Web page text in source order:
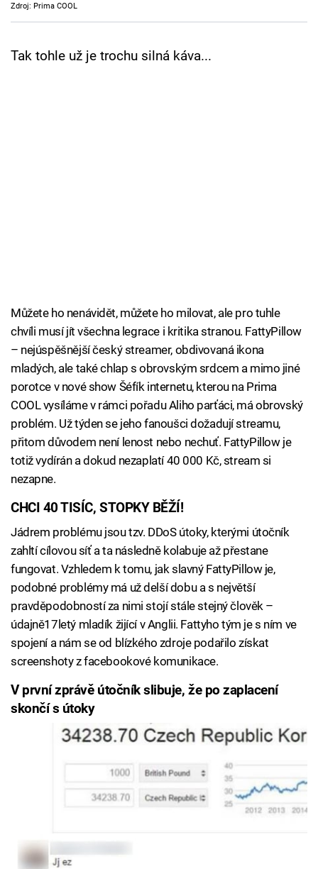
TV Program
Zdroj: Prima COOL
Tak tohle už je trochu silná káva...
Můžete ho nenávidět, můžete ho milovat, ale pro tuhle
chvíli musí jít všechna legrace i kritika stranou. FattyPillow
– nejúspěšnější český streamer, obdivovaná ikona
mladých, ale také chlap s obrovským srdcem a mimo jiné
porotce v nové show Šéfík internetu, kterou na Prima
COOL vysíláme v rámci pořadu Aliho parťáci, má obrovský
problém. Už týden se jeho fanoušci dožadují streamu,
přitom důvodem není lenost nebo nechuť. FattyPillow je
totiž vydírán a dokud nezaplatí 40 000 Kč, stream si
nezapne.
CHCI 40 TISÍC, STOPKY BĚŽÍ!
Jádrem problému jsou tzv. DDoS útoky, kterými útočník
zahltí cílovou síť a ta následně kolabuje až přestane
fungovat. Vzhledem k tomu, jak slavný FattyPillow je,
podobné problémy má už delší dobu a s největší
pravděpodobností za nimi stojí stále stejný člověk –
údajně17letý mladík žijící v Anglii. Fattyho tým je s ním ve
spojení a nám se od blízkého zdroje podařilo získat
screenshoty z facebookové komunikace.
V první zprávě útočník slibuje, že po zaplacení
skončí s útoky